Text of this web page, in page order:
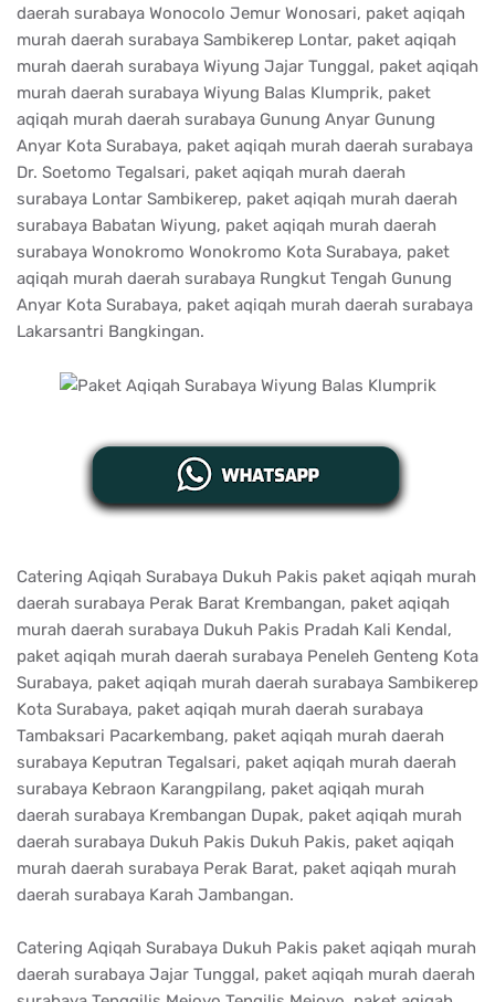
daerah surabaya Wonocolo Jemur Wonosari, paket aqiqah
murah daerah surabaya Sambikerep Lontar, paket aqiqah
murah daerah surabaya Wiyung Jajar Tunggal, paket aqiqah
murah daerah surabaya Wiyung Balas Klumprik, paket
aqiqah murah daerah surabaya Gunung Anyar Gunung
Anyar Kota Surabaya, paket aqiqah murah daerah surabaya
Dr. Soetomo Tegalsari, paket aqiqah murah daerah
surabaya Lontar Sambikerep, paket aqiqah murah daerah
surabaya Babatan Wiyung, paket aqiqah murah daerah
surabaya Wonokromo Wonokromo Kota Surabaya, paket
aqiqah murah daerah surabaya Rungkut Tengah Gunung
Anyar Kota Surabaya, paket aqiqah murah daerah surabaya
Lakarsantri Bangkingan.
Catering Aqiqah Surabaya Dukuh Pakis paket aqiqah murah
daerah surabaya Perak Barat Krembangan, paket aqiqah
murah daerah surabaya Dukuh Pakis Pradah Kali Kendal,
paket aqiqah murah daerah surabaya Peneleh Genteng Kota
Surabaya, paket aqiqah murah daerah surabaya Sambikerep
Kota Surabaya, paket aqiqah murah daerah surabaya
Tambaksari Pacarkembang, paket aqiqah murah daerah
surabaya Keputran Tegalsari, paket aqiqah murah daerah
surabaya Kebraon Karangpilang, paket aqiqah murah
daerah surabaya Krembangan Dupak, paket aqiqah murah
daerah surabaya Dukuh Pakis Dukuh Pakis, paket aqiqah
murah daerah surabaya Perak Barat, paket aqiqah murah
daerah surabaya Karah Jambangan.
Catering Aqiqah Surabaya Dukuh Pakis paket aqiqah murah
daerah surabaya Jajar Tunggal, paket aqiqah murah daerah